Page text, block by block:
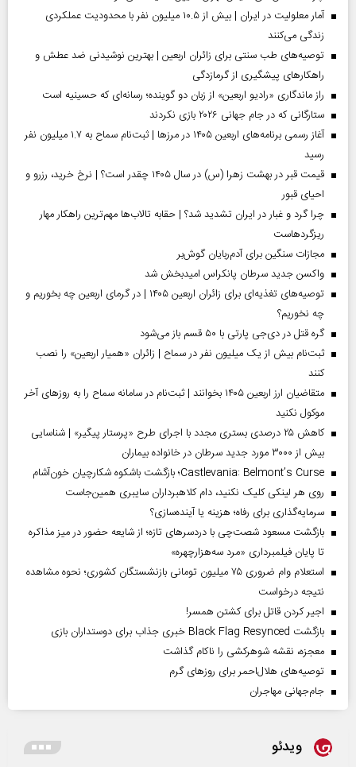
آمار معلولیت در ایران | بیش از ۱۰.۵ میلیون نفر با محدودیت عملکردی
زندگی می‌کنند
توصیه‌های طب سنتی برای زائران اربعین | بهترین نوشیدنی ضد عطش و
راهکارهای پیشگیری از گرمازدگی
راز ماندگاری «رادیو اربعین» از زبان دو گوینده؛ رسانه‌ای که حسینیه است
ستارگانی که در جام جهانی ۲۰۲۶ بازی نکردند
آغاز رسمی برنامه‌های اربعین ۱۴۰۵ در مرز‌ها | ثبت‌نام سماح به ۱.۷ میلیون نفر
رسید
قیمت قبر در بهشت زهرا (س) در سال ۱۴۰۵ چقدر است؟ | نرخ خرید، رزرو و
احیای قبور
چرا گرد و غبار در ایران تشدید شد؟ | حقابه تالاب‌ها مهم‌ترین راهکار مهار
ریزگردهاست
مجازات سنگین برای آدم‌ربایان گوش‌بر
واکسن جدید سرطان پانکراس امیدبخش شد
توصیه‌های تغذیه‌ای برای زائران اربعین ۱۴۰۵ | در گرمای اربعین چه بخوریم و
چه نخوریم؟
گره قتل در دی‌جی پارتی با ۵۰ قسم باز می‌شود
ثبت‌نام بیش از یک میلیون نفر در سماح | زائران «همیار اربعین» را نصب
کنند
متقاضیان ارز اربعین ۱۴۰۵ بخوانند | ثبت‌نام در سامانه سماح را به روز‌های آخر
موکول نکنید
کاهش ۲۵ درصدی بستری مجدد با اجرای طرح «پرستار پیگیر» | شناسایی
بیش از ۳۰۰۰ مورد جدید سرطان در خانواده بیماران
Castlevania: Belmont’s Curse؛ بازگشت باشکوه شکارچیان خون‌آشام
روی هر لینکی کلیک نکنید، دام کلاهبرداران سایبری همین‌جاست
سرمایه‌گذاری برای رفاه؛ هزینه یا آینده‌سازی؟
بازگشت مسعود شصت‌چی با دردسر‌های تازه؛ از شایعه حضور در میز مذاکره
تا پایان فیلمبرداری «مرد سه‌هزارچهره»
استعلام وام ضروری ۷۵ میلیون تومانی بازنشستگان کشوری؛ نحوه مشاهده
نتیجه درخواست
اجیر کردن قاتل برای کشتن همسر!
بازگشت Black Flag Resynced خبری جذاب برای دوستداران بازی
معجزه، نقشه شوهرکشی را ناکام گذاشت
توصیه‌های هلال‌احمر برای روز‌های گرم
جام‌جهانی مهاجران
ویدئو